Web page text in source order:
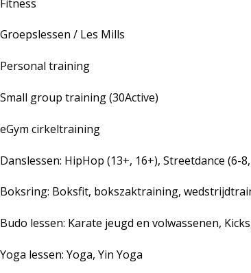
Fitness
Groepslessen / Les Mills
Personal training
Small group training (30Active)
eGym cirkeltraining
Danslessen: HipHop (13+, 16+), Streetdance (6-
Boksring: Boksfit, bokszaktraining,
Budo lessen: Karate jeugd en volwassenen,
Yoga lessen: Yoga, Yin Yoga